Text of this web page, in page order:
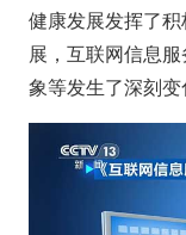
健康发展发挥了
展，互联网信息
象等发生了深刻变